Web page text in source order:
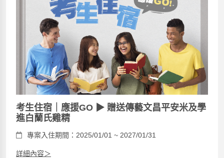
考生住宿｜應援GO ▶ 贈送傳藝文昌平安米及學
進白蘭氏雞精
專案入住期間：2025/01/01 ~ 2027/01/31
詳細內容＞